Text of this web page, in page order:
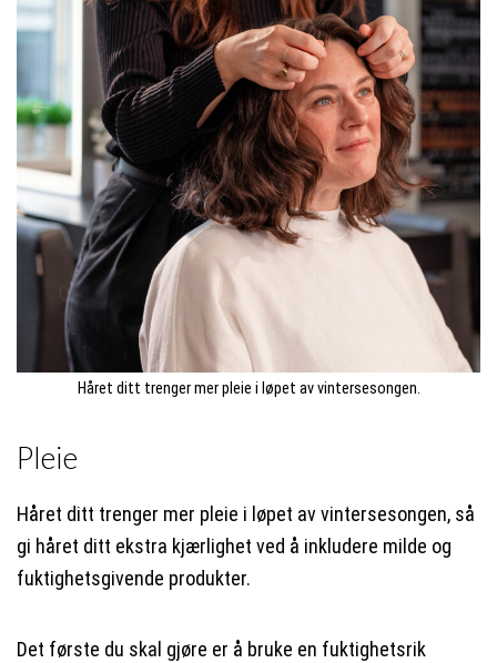
Håret ditt trenger mer pleie i løpet av vintersesongen.
Pleie
Håret ditt trenger mer pleie i løpet av vintersesongen, så
gi håret ditt ekstra kjærlighet ved å inkludere milde og
fuktighetsgivende produkter.
Det første du skal gjøre er å bruke en fuktighetsrik